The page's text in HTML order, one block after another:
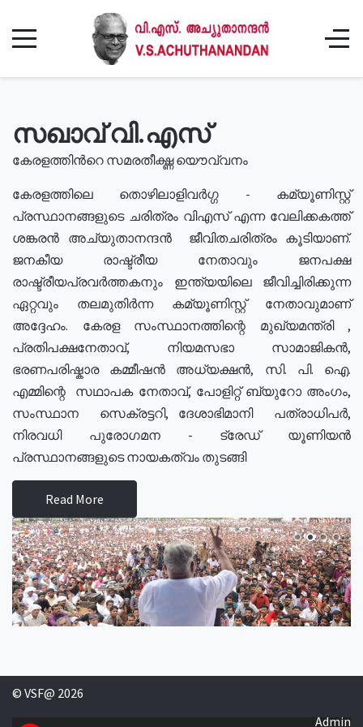
സഖാവ് വി.എസ്
കേരളത്തിൻറെ സമരതീക്ഷ്ണ യൌവ്വനം
കേരളത്തിലെ തൊഴിലാളിവർഗ്ഗ - കമ്യൂണിസ്റ്റ്
പ്രസ്ഥാനങ്ങളുടെ ചരിത്രം വിഎസ് എന്ന വേലിക്കകത്ത്
ശങ്കരൻ അച്യുതാനന്ദൻ ജീവിതചരിത്രം കൂടിയാണ്.
ജനകീയ രാഷ്ട്രീയ നേതാവും ജനപക്ഷ
രാഷ്ട്രീയപ്രവർത്തകനും ഇന്ത്യയിലെ ജീവിച്ചിരിക്കുന്ന
ഏറ്റവും തലമുതിർന്ന കമ്യൂണിസ്റ്റ് നേതാവുമാണ്
അദ്ദേഹം. കേരള സംസ്ഥാനത്തിന്റെ മുഖ്യമന്ത്രി ,
പ്രതിപക്ഷനേതാവ്, നിയമസഭാ സാമാജികൻ,
ഭരണപരിഷ്കാര കമ്മീഷൻ അധ്യക്ഷൻ, സി. പി. ഐ.
എമ്മിന്റെ സഥാപക നേതാവ്, പോളിറ്റ് ബ്യുറോ അംഗം,
സംസ്ഥാന സെക്രട്ടറി, ദേശാഭിമാനി പത്രാധിപർ,
നിരവധി പുരോഗമന - ട്രേഡ് യൂണിയൻ
പ്രസ്ഥാനങ്ങളുടെ നായകത്വം തുടങ്ങി
Read More
© VSF@ 2026
Admin